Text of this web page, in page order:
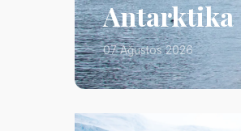
Antarktika
07 Ağustos 2026